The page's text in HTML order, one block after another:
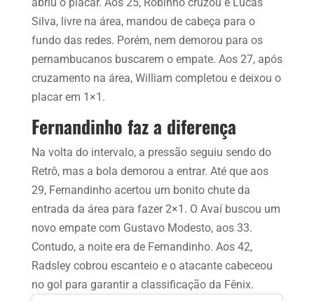
Silva, livre na área, mandou de cabeça para o
fundo das redes. Porém, nem demorou para os
pernambucanos buscarem o empate. Aos 27, após
cruzamento na área, William completou e deixou o
placar em 1×1.
Fernandinho faz a diferença
Na volta do intervalo, a pressão seguiu sendo do
Retrô, mas a bola demorou a entrar. Até que aos
29, Fernandinho acertou um bonito chute da
entrada da área para fazer 2×1. O Avaí buscou um
novo empate com Gustavo Modesto, aos 33.
Contudo, a noite era de Fernandinho. Aos 42,
Radsley cobrou escanteio e o atacante cabeceou
no gol para garantir a classificação da Fênix.